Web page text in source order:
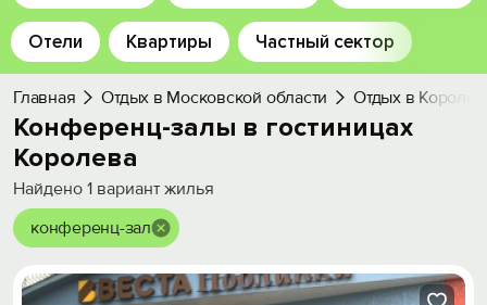
История просмотра
Добавить свой объект
Отели Квартиры Частный сектор
Главная Отдых в Московской области Отдых в
Конференц-залы в гостиницах
Королева
Найдено 1 вариант жилья
конференц-зал